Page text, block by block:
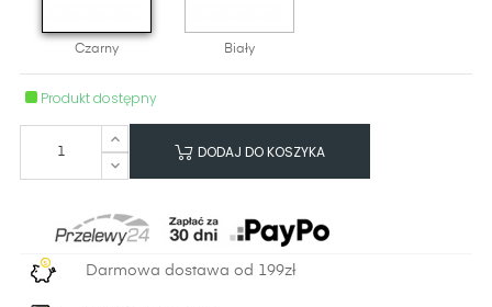
Czarny Biały
Produkt dostępny
DODAJ DO KOSZYKA
Darmowa dostawa od 199zł